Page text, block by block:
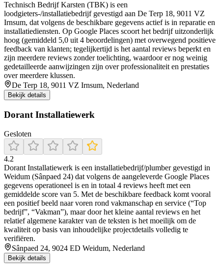
Technisch Bedrijf Karsten (TBK) is een
loodgieters-/installatiebedrijf gevestigd aan De Terp 18, 9011 VZ
Irnsum, dat volgens de beschikbare gegevens actief is in reparatie en
installatiediensten. Op Google Places scoort het bedrijf uitzonderlijk
hoog (gemiddeld 5,0 uit 4 beoordelingen) met overwegend positieve
feedback van klanten; tegelijkertijd is het aantal reviews beperkt en
zijn meerdere reviews zonder toelichting, waardoor er nog weinig
gedetailleerde aanwijzingen zijn over professionaliteit en prestaties
over meerdere klussen.
De Terp 18, 9011 VZ Irnsum, Nederland
Bekijk details
Dorant Installatiewerk
Gesloten
4.2
Dorant Installatiewerk is een installatiebedrijf/plumber gevestigd in
Weidum (Sânpaed 24) dat volgens de aangeleverde Google Places
gegevens operationeel is en in totaal 4 reviews heeft met een
gemiddelde score van 5. Met de beschikbare feedback komt vooral
een positief beeld naar voren rond vakmanschap en service (“Top
bedrijf”, “Vakman”), maar door het kleine aantal reviews en het
relatief algemene karakter van de teksten is het moeilijk om de
kwaliteit op basis van inhoudelijke projectdetails volledig te
verifiëren.
Sânpaed 24, 9024 ED Weidum, Nederland
Bekijk details